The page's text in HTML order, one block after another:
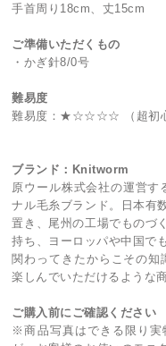
手首周り18cm、丈15cm
ご準備いただくもの
・かぎ針8/0号
難易度
難易度：★☆☆☆☆ （超初心
ブランド：Knitworm
原ウール株式会社の運営
ナル毛糸ブランド。日本有
置き、尾州の工場でものづ
持ち、ヨーロッパや中国で
関わってきたからこその知
楽しんでいただけるような
ご購入前にご確認ください
※商品写真はできる限り実